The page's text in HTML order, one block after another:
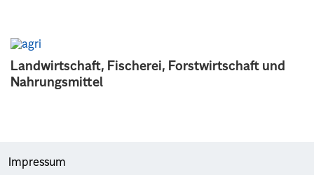
Landwirtschaft, Fischerei, Forstwirtschaft und
Nahrungsmittel
Impressum